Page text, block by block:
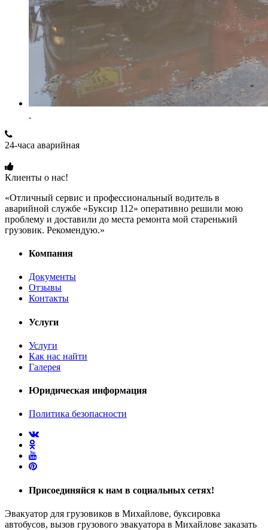
24-часа аварийная
Клиенты о нас!
«Отличный сервис и профессиональный водитель в
аварийной службе «Буксир 112» оперативно решили мою
проблему и доставили до места ремонта мой старенький
грузовик. Рекомендую.»
Компания
Документы
Отзывы
Контакты
Услуги
Услуги
Как нас найти
Галерея
Юридическая информация
Политика безопасности
Присоединяйся к нам в социальных сетях!
Эвакуатор для грузовиков в Михайлове, буксировка
автобусов, вызов грузового эвакуатора в Михайлове заказать